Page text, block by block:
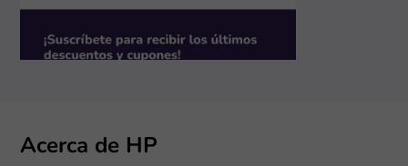
Acerca de HP